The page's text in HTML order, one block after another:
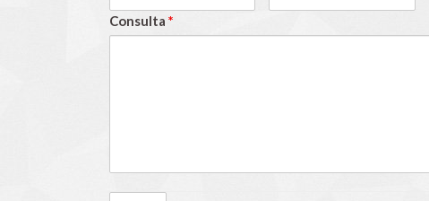
Consulta *